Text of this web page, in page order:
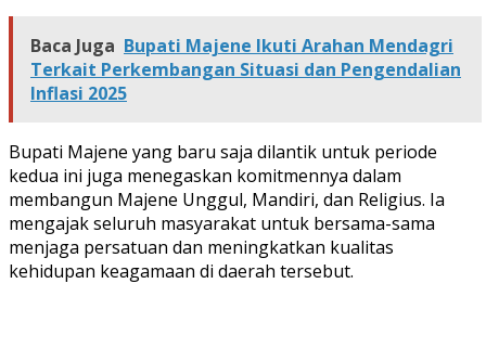
Baca Juga Bupati Majene Ikuti Arahan Mendagri
Terkait Perkembangan Situasi dan Pengendalian
Inflasi 2025
Bupati Majene yang baru saja dilantik untuk periode
kedua ini juga menegaskan komitmennya dalam
membangun Majene Unggul, Mandiri, dan Religius. Ia
mengajak seluruh masyarakat untuk bersama-sama
menjaga persatuan dan meningkatkan kualitas
kehidupan keagamaan di daerah tersebut.